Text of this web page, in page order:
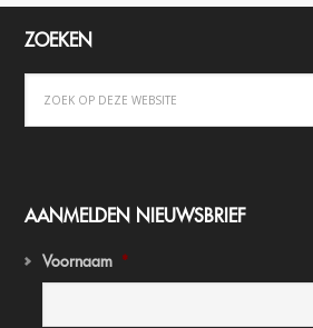
ZOEKEN
AANMELDEN NIEUWSBRIEF
Voornaam *